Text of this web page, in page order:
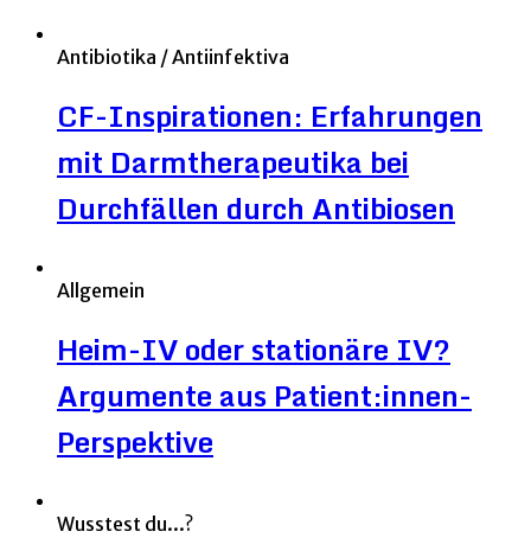
Antibiotika / Antiinfektiva
CF-Inspirationen: Erfahrungen
mit Darmtherapeutika bei
Durchfällen durch Antibiosen
Allgemein
Heim-IV oder stationäre IV?
Argumente aus Patient:innen-
Perspektive
Wusstest du...?